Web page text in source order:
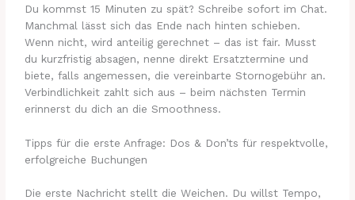
Du kommst 15 Minuten zu spät? Schreibe sofort im Chat.
Manchmal lässt sich das Ende nach hinten schieben.
Wenn nicht, wird anteilig gerechnet – das ist fair. Musst
du kurzfristig absagen, nenne direkt Ersatztermine und
biete, falls angemessen, die vereinbarte Stornogebühr an.
Verbindlichkeit zahlt sich aus – beim nächsten Termin
erinnerst du dich an die Smoothness.
Tipps für die erste Anfrage: Dos & Don’ts für respektvolle,
erfolgreiche Buchungen
Die erste Nachricht stellt die Weichen. Du willst Tempo,